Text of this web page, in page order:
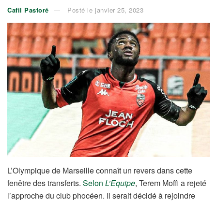
Cafil Pastoré Posté le janvier 25, 2023
L’Olympique de Marseille connaît un revers dans cette
fenêtre des transferts. Selon L’Equipe, Terem Moffi a rejeté
l’approche du club phocéen. Il serait décidé à rejoindre